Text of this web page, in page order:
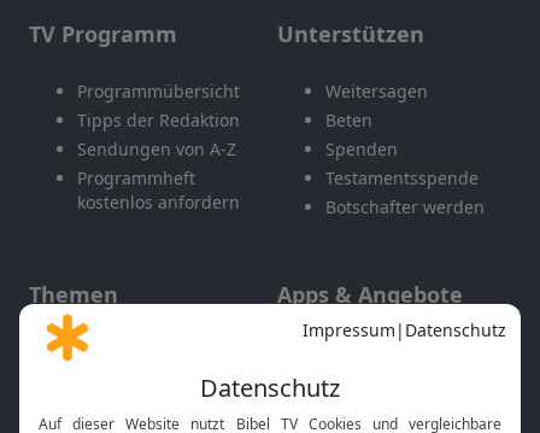
TV Programm
Programmübersicht
Tipps der Redaktion
Sendungen von A-Z
Programmheft
kostenlos anfordern
Unterstützen
Weitersagen
Beten
Spenden
Testamentsspende
Botschafter werden
Themen
Gott und Bibel erklärt
Apps & Angebote
Mobile App